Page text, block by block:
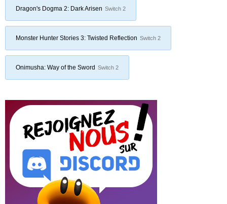
Dragon's Dogma 2: Dark Arisen Switch 2
Monster Hunter Stories 3: Twisted Reflection Switch 2
Onimusha: Way of the Sword Switch 2